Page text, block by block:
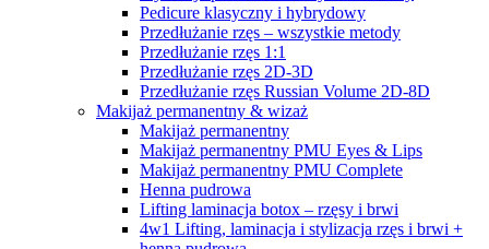
Pedicure klasyczny i hybrydowy
Przedłużanie rzęs – wszystkie metody
Przedłużanie rzęs 1:1
Przedłużanie rzęs 2D-3D
Przedłużanie rzęs Russian Volume 2D-8D
Makijaż permanentny & wizaż
Makijaż permanentny
Makijaż permanentny PMU Eyes & Lips
Makijaż permanentny PMU Complete
Henna pudrowa
Lifting laminacja botox – rzęsy i brwi
4w1 Lifting, laminacja i stylizacja rzęs i brwi +